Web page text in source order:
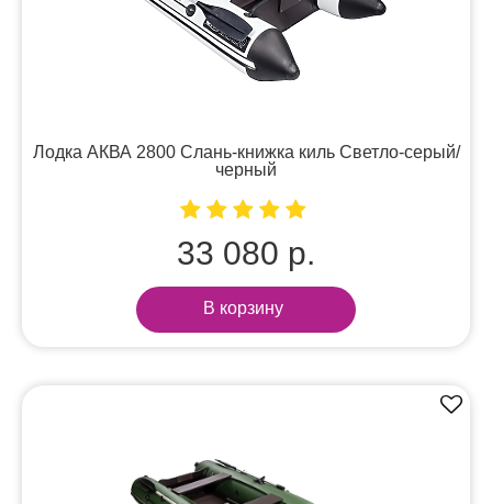
Лодка АКВА 2800 Слань-книжка киль Светло-серый/
черный
33 080 р.
В корзину